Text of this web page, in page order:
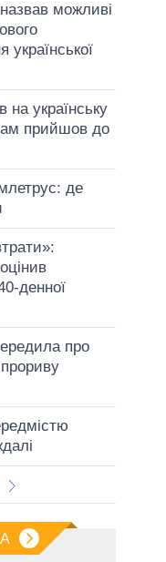
можливі
української
на українську
прийшов до
де
денної
про